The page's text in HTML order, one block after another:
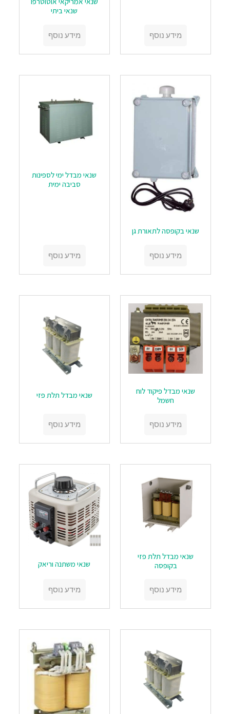
מידע נוסף
שנאי ביתי
מידע נוסף
שנאי בקופסה לתאורת גן
מידע נוסף
שנאי מבדל ימי לספינות
סביבה ימית
מידע נוסף
שנאי מבדל פיקוד לוח
חשמל
מידע נוסף
שנאי מבדל תלת פזי
מידע נוסף
שנאי מבדל תלת פזי
בקופסה
מידע נוסף
שנאי משתנה וריאק
מידע נוסף